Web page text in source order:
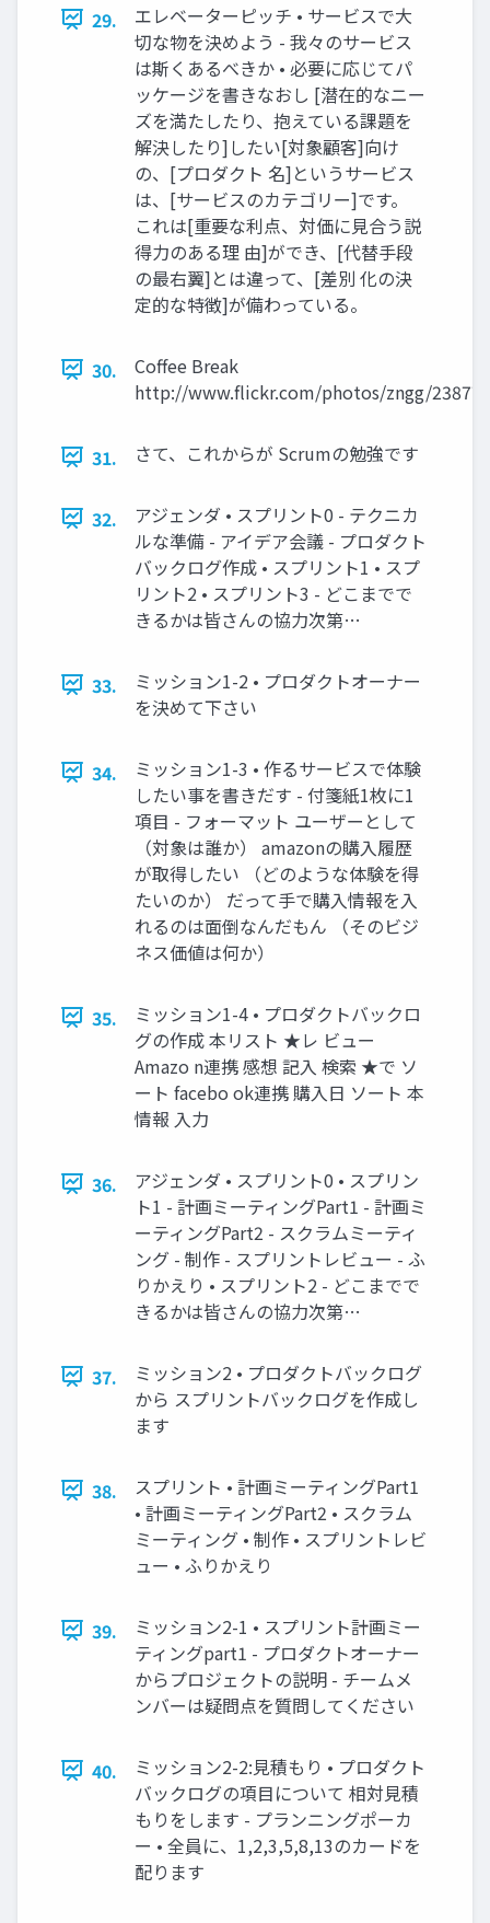
29.
エレベーターピッチ • サービスで大
切な物を決めよう - 我々のサービス
は斯くあるべきか • 必要に応じてパ
ッケージを書きなおし [潜在的なニー
ズを満たしたり、抱えている課題を
解決したり]したい[対象顧客]向け
の、[プロダクト 名]というサービス
は、[サービスのカテゴリー]です。
これは[重要な利点、対価に見合う説
得力のある理 由]ができ、[代替手段
の最右翼]とは違って、[差別 化の決
定的な特徴]が備わっている。
30.
Coffee Break
http://www.flickr.com/photos/zngg/
31. さて、これからが Scrumの勉強です
32.
アジェンダ • スプリント0 - テクニカ
ルな準備 - アイデア会議 - プロダクト
バックログ作成 • スプリント1 • スプ
リント2 • スプリント3 - どこまでで
きるかは皆さんの協力次第…
33.
ミッション1-2 • プロダクトオーナー
を決めて下さい
34.
ミッション1-3 • 作るサービスで体験
したい事を書きだす - 付箋紙1枚に1
項目 - フォーマット ユーザーとして
（対象は誰か） amazonの購入履歴
が取得したい （どのような体験を得
たいのか） だって手で購入情報を入
れるのは面倒なんだもん （そのビジ
ネス価値は何か）
35.
ミッション1-4 • プロダクトバックロ
グの作成 本リスト ★レ ビュー
Amazo n連携 感想 記入 検索 ★で ソ
ート facebo ok連携 購入日 ソート 本
情報 入力
36.
アジェンダ • スプリント0 • スプリン
ト1 - 計画ミーティングPart1 - 計画ミ
ーティングPart2 - スクラムミーティ
ング - 制作 - スプリントレビュー - ふ
りかえり • スプリント2 - どこまでで
きるかは皆さんの協力次第…
37.
ミッション2 • プロダクトバックログ
から スプリントバックログを作成し
ます
38.
スプリント • 計画ミーティングPart1
• 計画ミーティングPart2 • スクラム
ミーティング • 制作 • スプリントレビ
ュー • ふりかえり
39.
ミッション2-1 • スプリント計画ミー
ティングpart1 - プロダクトオーナー
からプロジェクトの説明 - チームメ
ンバーは疑問点を質問してください
40.
ミッション2-2:見積もり • プロダクト
バックログの項目について 相対見積
もりをします - プランニングポーカ
ー • 全員に、1,2,3,5,8,13のカードを
配ります